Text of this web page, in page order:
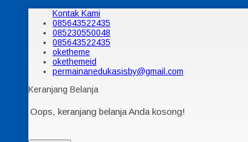
Kontak Kami
085643522435
085230550048
085643522435
oketheme
okethemeid
permainanedukasisby@gmail.com
Keranjang Belanja
Oops, keranjang belanja Anda kosong!